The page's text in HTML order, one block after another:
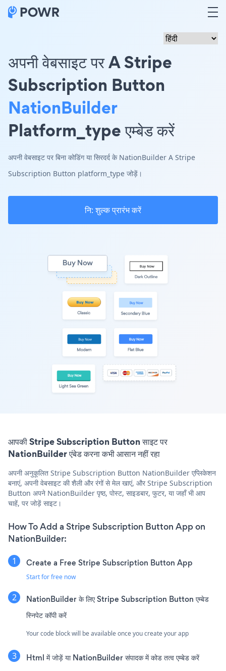
अपनी वेबसाइट पर A Stripe
Subscription Button
NationBuilder
Platform_type एम्बेड करें
अपनी वेबसाइट पर बिना कोडिंग या सिरदर्द के NationBuilder A Stripe
Subscription Button platform_type जोड़ें।
नि: शुल्क प्रारंभ करें
आपकी Stripe Subscription Button साइट पर
NationBuilder एंबेड करना कभी आसान नहीं रहा
अपनी अनुकूलित Stripe Subscription Button NationBuilder एप्लिकेशन
बनाएं, अपनी वेबसाइट की शैली और रंगों से मेल खाएं, और Stripe Subscription
Button अपने NationBuilder पृष्ठ, पोस्ट, साइडबार, फुटर, या जहाँ भी आप
चाहें, पर जोड़ें साइट।
How To Add a Stripe Subscription Button App on
NationBuilder:
Create a Free Stripe Subscription Button App
Start for free now
NationBuilder के लिए Stripe Subscription Button एम्बेड
स्निपेट कॉपी करें
Your code block will be available once you create your app
Html में जोड़ें या NationBuilder संपादक में कोड तत्व एम्बेड करें